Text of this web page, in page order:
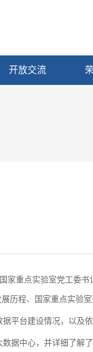
开放交流
重点实验室党工委书
历程、国家重点实验
平台建设情况，以及
据中心，并详细了解